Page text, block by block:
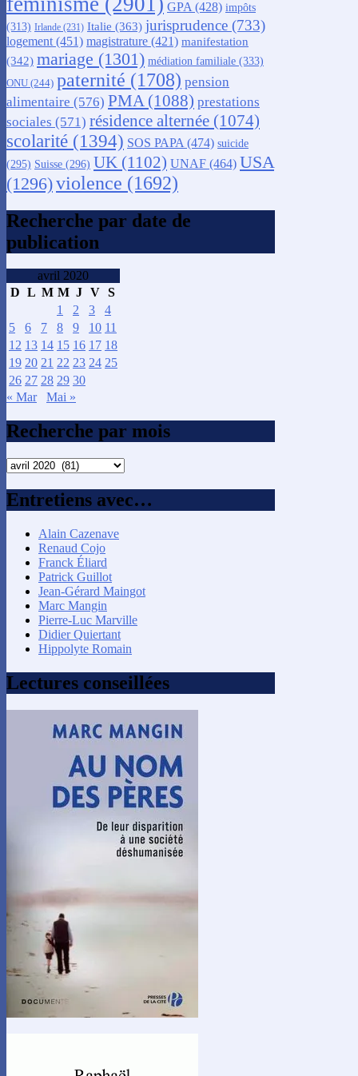
GPA (428) impôts
(313) Irlande (231) Italie (363) jurisprudence (733)
logement (451) magistrature (421) manifestation
(342) mariage (1301) médiation familiale (333)
ONU (244) paternité (1708) pension
alimentaire (576) PMA (1088) prestations
sociales (571) résidence alternée (1074)
scolarité (1394) SOS PAPA (474) suicide
(295) Suisse (296) UK (1102) UNAF (464) USA
(1296)violence (1692)
Recherche par date de
publication
avril 2020
D L M M J V S
1
2 3
4
5
6 7 8 9 10 11
12 13 14 15 16 17 18
19 20 21 22 23 24 25
26 27 28 29 30
« Mar
Mai »
Recherche par mois
Recherche
mois
Entretiens avec…
Alain Cazenave
Renaud Cojo
Franck Éliard
Patrick Guillot
Jean-Gérard Maingot
Marc Mangin
Pierre-Luc Marville
Didier Quiertant
Hippolyte Romain
Lectures conseillées